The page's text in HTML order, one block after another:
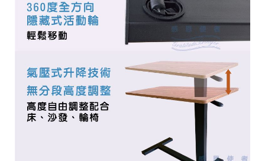
PRODUCT SEARCH 產品搜尋
產品搜尋